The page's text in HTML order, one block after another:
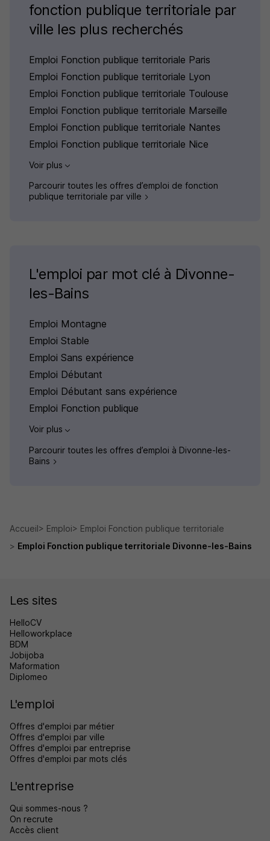
fonction publique territoriale par
ville les plus recherchés
Emploi Fonction publique territoriale Paris
Emploi Fonction publique territoriale Lyon
Emploi Fonction publique territoriale Toulouse
Emploi Fonction publique territoriale Marseille
Emploi Fonction publique territoriale Nantes
Emploi Fonction publique territoriale Nice
Voir plus
Parcourir toutes les offres d’emploi de fonction
publique territoriale par ville
L'emploi par mot clé à Divonne-
les-Bains
Emploi Montagne
Emploi Stable
Emploi Sans expérience
Emploi Débutant
Emploi Débutant sans expérience
Emploi Fonction publique
Voir plus
Parcourir toutes les offres d’emploi à Divonne-les-
Bains
Accueil Emploi
Emploi Fonction publique territoriale
Emploi Fonction publique territoriale Divonne-les-Bains
Les sites
HelloCV
Helloworkplace
BDM
Jobijoba
Maformation
Diplomeo
L'emploi
Offres d'emploi par métier
Offres d'emploi par ville
Offres d'emploi par entreprise
Offres d'emploi par mots clés
L'entreprise
Qui sommes-nous ?
On recrute
Accès client